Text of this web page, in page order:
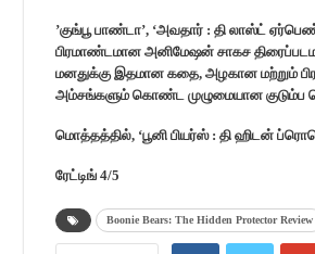
’குங்பூ பாண்டா’, ‘அவதார் : தி லாஸ்ட்
பிரமாண்டமான அனிமேஷன் சாகச
மனதுக்கு இதமான கதை, அழகான மற்றும்
அம்சங்களும் கொண்ட முழுமையான குடும்ப
மொத்தத்தில், ‘பூனி பியர்ஸ் : தி ஹிடன்
ரேட்டிங் 4/5
Boonie Bears: The Hidden Protector Review